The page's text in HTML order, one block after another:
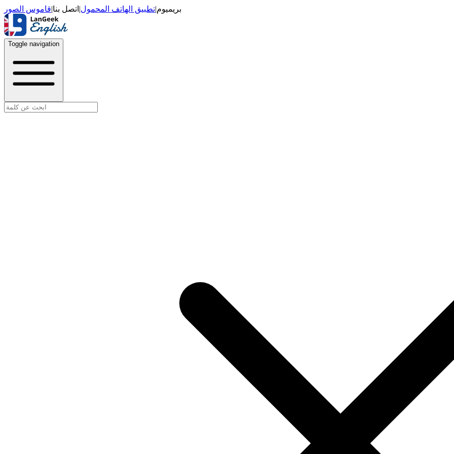
بريميوم|تطبيق الهاتف المحمول| اتصل بنا|قاموس الصور
Toggle navigation